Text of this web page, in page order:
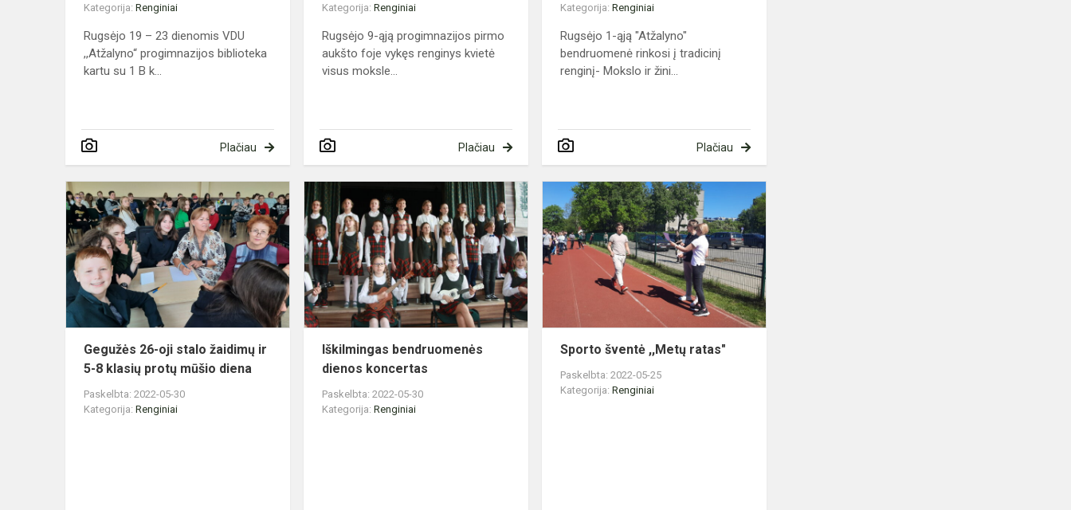
Kategorija: Renginiai
Rugsėjo 19 – 23 dienomis VDU
,,Atžalyno“ progimnazijos biblioteka
kartu su 1 B k...
Plačiau
Kategorija:Renginiai
Rugsėjo 9-ąją progimnazijos pirmo
aukšto foje vykęs renginys kvietė
visus moksle...
Plačiau
Kategorija:Renginiai
Rugsėjo 1-ąją "Atžalyno"
bendruomenė rinkosi į tradicinį
renginį- Mokslo ir žini...
Plačiau
Gegužės
26-
oji
stalo
žaidimų
ir
5-
Gegužės 26-oji stalo žaidimų ir
5-8 klasių protų mūšio diena
Paskelbta: 2022-05-30
Kategorija: Renginiai
Iškilmingas
bendruomenės
dienos
koncertas
Iškilmingas bendruomenės
dienos koncertas
Paskelbta: 2022-05-30
Kategorija:Renginiai
Sporto
,,Metų
Sporto šventė ,,Metų ratas"
Paskelbta: 2022-05-25
Kategorija:Renginiai